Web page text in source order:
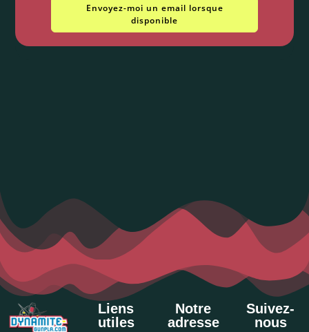
Envoyez-moi un email lorsque
disponible
Liens
utiles
Notre
adresse
Suivez-
nous